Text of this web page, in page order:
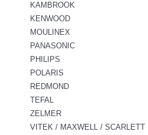
KAMBROOK
KENWOOD
MOULINEX
PANASONIC
PHILIPS
POLARIS
REDMOND
TEFAL
ZELMER
VITEK / MAXWELL / SCARLETT